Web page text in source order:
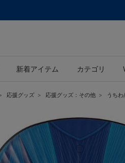
新着アイテム カテゴリ
応援グッズ 応援グッズ：その他 うち